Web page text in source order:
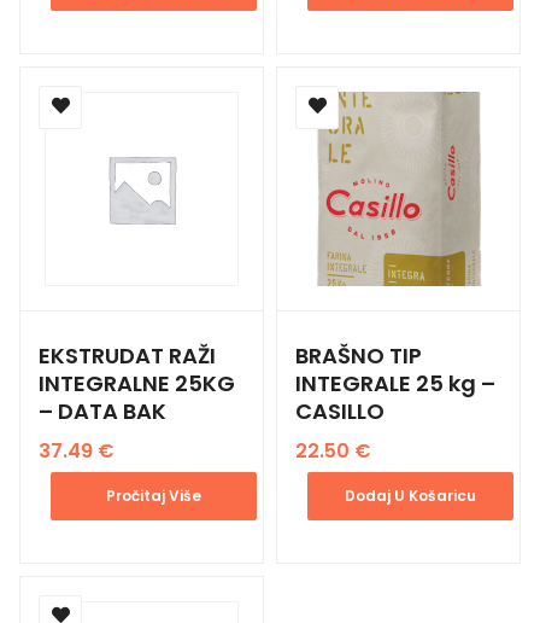
EKSTRUDAT RAŽI
INTEGRALNE 25KG
– DATA BAK
37.49 €
Pročitaj Više
BRAŠNO TIP
INTEGRALE 25 kg –
CASILLO
22.50 €
Dodaj U Košaricu